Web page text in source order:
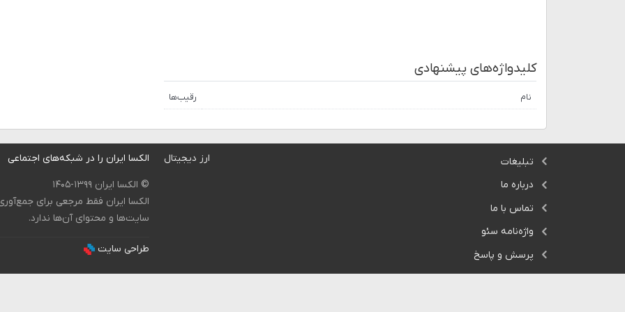
کلیدواژه‌های پیشنهادی
نام رقیب‌ها
ارز دیجیتال
تبلیغات
درباره ما
تماس با ما
واژه‌نامه سئو
پرسش و پاسخ
الکسا ایران را در شبکه‌های اجتماعی
© الکسا ایران ۱۳۹۹-۱۴۰۵
الکسا ایران فقط مرجعی برای
سایت‌ها و محتوای آن‌ها ندارد.
طراحی سایت